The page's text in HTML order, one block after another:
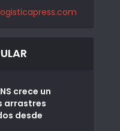
crece un
arrastres
desde